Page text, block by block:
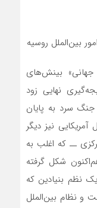
بین‌الملل روسیه
بینش‌های
نهایی زود
سرد به پایان
نیز دیگر
ــ که اغلب به
شکل گرفته
نظم بنیادین که
و نظام بین‌الملل